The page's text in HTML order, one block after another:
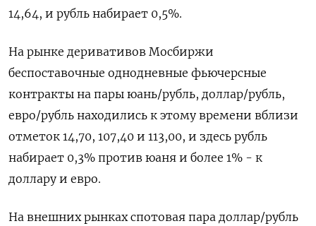
14,64, и рубль набирает 0,5%.
На рынке деривативов Мосбиржи
беспоставочные однодневные фьючерсные
контракты на пары юань/рубль, доллар/рубль,
евро/рубль находились к этому времени вблизи
отметок 14,70, 107,40 и 113,00, и здесь рубль
набирает 0,3% против юаня и более 1% - к
доллару и евро.
На внешних рынках спотовая пара доллар/рубль